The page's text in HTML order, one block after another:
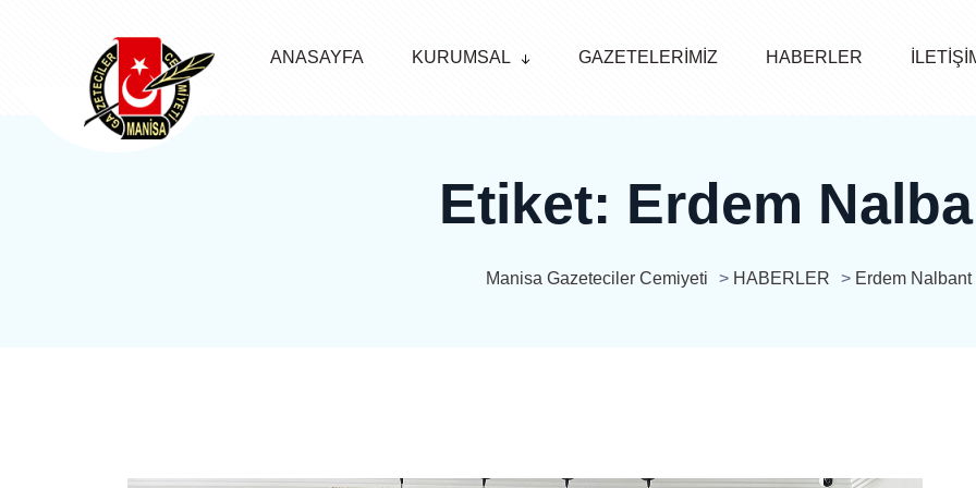
ANASAYFA KURUMSAL GAZETELERİMİZ HABERLER
Etiket: Erdem
Manisa Gazeteciler Cemiyeti > HABERLER > Erdem Nalbant